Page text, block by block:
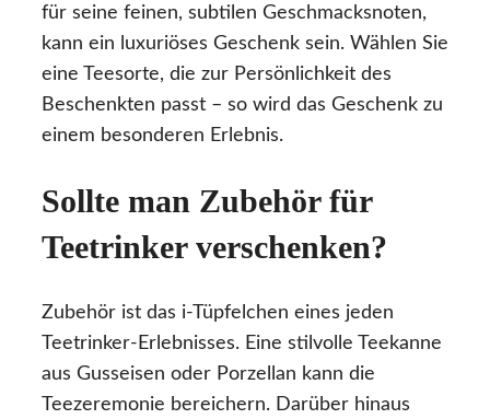
für seine feinen, subtilen Geschmacksnoten,
kann ein luxuriöses Geschenk sein. Wählen Sie
eine Teesorte, die zur Persönlichkeit des
Beschenkten passt – so wird das Geschenk zu
einem besonderen Erlebnis.
Sollte man Zubehör für
Teetrinker verschenken?
Zubehör ist das i-Tüpfelchen eines jeden
Teetrinker-Erlebnisses. Eine stilvolle Teekanne
aus Gusseisen oder Porzellan kann die
Teezeremonie bereichern. Darüber hinaus